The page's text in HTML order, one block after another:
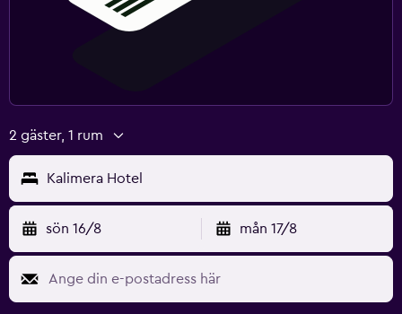
2 gäster, 1 rum
Kalimera Hotel
sön 16/8 mån 17/8